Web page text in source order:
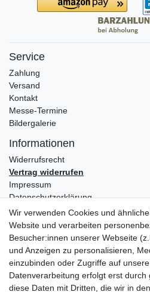
Service
Zahlung
Versand
Kontakt
Messe-Termine
Bildergalerie
Informationen
Widerrufs­recht
Vertrag widerrufen
Impressum
Daten­schutz­erklärung
AGB
Partners
Wir verwenden Cookies und
Website und verarbeiten
Besucher:innen unserer Webseite
und Anzeigen zu personalisieren,
einzubinden oder Zugriffe auf
Datenverarbeitung erfolgt erst durch
diese Daten mit Dritten, die wir in